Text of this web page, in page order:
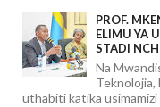
PROF.
ELIMU YA
STADI
Na
Teknolojia,
uthabiti katika usimamizi